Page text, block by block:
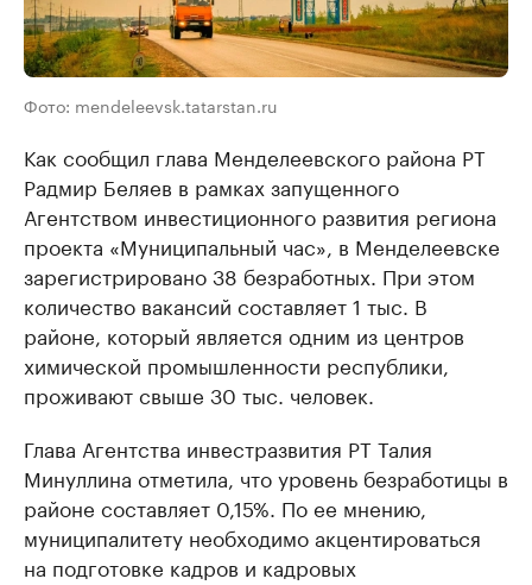
Фото: mendeleevsk.tatarstan.ru
Как сообщил глава Менделеевского района РТ
Радмир Беляев в рамках запущенного
Агентством инвестиционного развития региона
проекта «Муниципальный час», в Менделеевске
зарегистрировано 38 безработных. При этом
количество вакансий составляет 1 тыс. В
районе, который является одним из центров
химической промышленности республики,
проживают свыше 30 тыс. человек.
Глава Агентства инвестразвития РТ Талия
Минуллина отметила, что уровень безработицы в
районе составляет 0,15%. По ее мнению,
муниципалитету необходимо акцентироваться
на подготовке кадров и кадровых